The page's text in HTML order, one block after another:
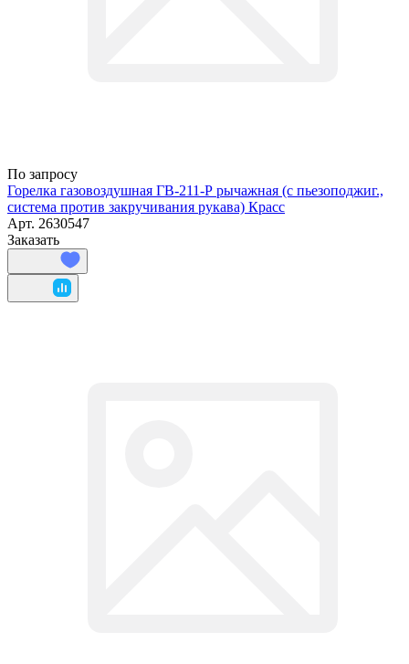
По запросу
Горелка газовоздушная ГВ-211-Р рычажная (с пьезоподжиг.,
система против закручивания рукава) Красс
Арт. 2630547
Заказать